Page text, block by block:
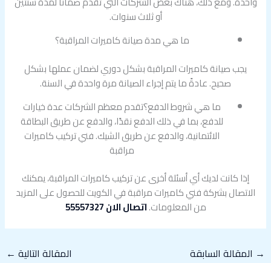
أو ثلاث سنوات.
ما هي مدة صيانة كاميرات المراقبة؟
يجب صيانة كاميرات المراقبة بشكل دوري لضمان عملها بشكل
صحيح. عادةً ما يتم إجراء الصيانة مرة واحدة في السنة.
ما هي شروط الدفع؟تقدم معظم الشركات عدة خيارات
للدفع، بما في ذلك الدفع نقدًا، والدفع عن طريق البطاقة
الائتمانية، والدفع عن طريق الشيك. فني تركيب كاميرات
مراقبة
إذا كانت لديك أي أسئلة أخرى عن تركيب كاميرات المراقبة، يمكنك
الاتصال بشركة فني كاميرات مراقبة في الكويت للحصول على المزيد
من المعلومات.اتصال الان 55557327
→ المقالة السابقة المقالة التالية ←